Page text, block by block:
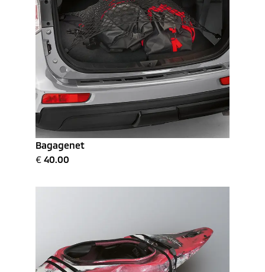
Bagagenet
€ 40.00